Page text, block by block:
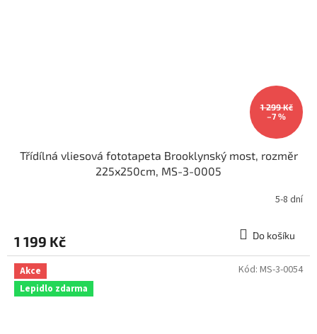
1 299 Kč
–7 %
Třídílná vliesová fototapeta Brooklynský most, rozměr
225x250cm, MS-3-0005
5-8 dní
1 199 Kč Do košíku
Akce
Lepidlo zdarma
Kód: MS-3-0054